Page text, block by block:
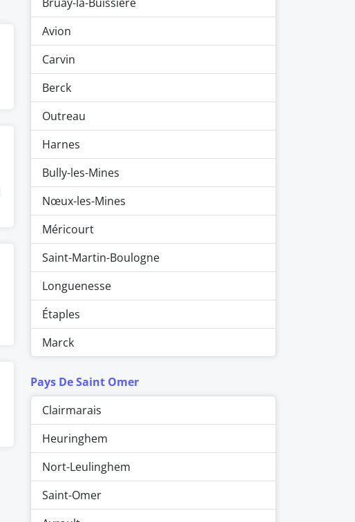
Avion
Carvin
Berck
Outreau
Harnes
Bully-les-Mines
Nœux-les-Mines
Méricourt
Saint-Martin-Boulogne
Longuenesse
Étaples
Marck
Pays De Saint Omer
Clairmarais
Heuringhem
Nort-Leulinghem
Saint-Omer